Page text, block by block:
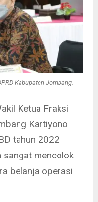
Kabupaten Jombang.
Ketua Fraksi
Kartiyono
tahun 2022
sangat mencolok
belanja operasi